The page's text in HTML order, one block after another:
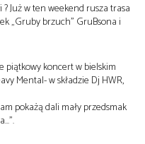
Już w ten weekend rusza trasa
„Gruby brzuch” GruBsona i
piątkowy koncert w bielskim
Mental- w składzie Dj HWR,
pokażą dali mały przedsmak